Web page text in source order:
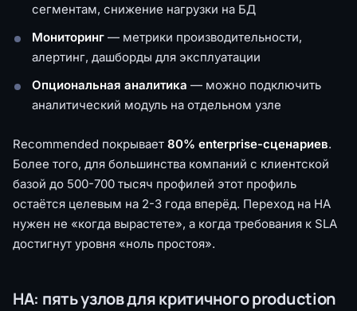
сегментам, снижение нагрузки на БД
Мониторинг — метрики производительности,
алертинг, дашборды для эксплуатации
Опциональная аналитика — можно подключить
аналитический модуль на отдельном узле
Recommended покрывает 80% enterprise-сценариев.
Более того, для большинства компаний с клиентской
базой до 500-700 тысяч профилей этот профиль
остаётся целевым на 2-3 года вперёд. Переход на HA
нужен не «когда вырастете», а когда требования к SLA
достигнут уровня «ноль простоя».
HA: пять узлов для критичного production